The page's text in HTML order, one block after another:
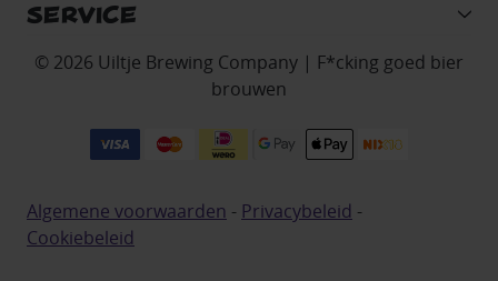
SERVICE
© 2026 Uiltje Brewing Company | F*cking goed bier
brouwen
Algemene voorwaarden - Privacybeleid -
Cookiebeleid